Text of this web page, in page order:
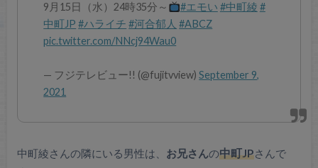
9月15日（水）24時35分～
#エモい #中町綾 #
中町JP #ハライチ #河合郁人 #ABCZ
pic.twitter.com/NNcj94Wau0
— フジテレビュー!! (@fujitvview)September 9,
2021
中町綾さんの隣にいる男性は、 お兄さんの中町JPさんで